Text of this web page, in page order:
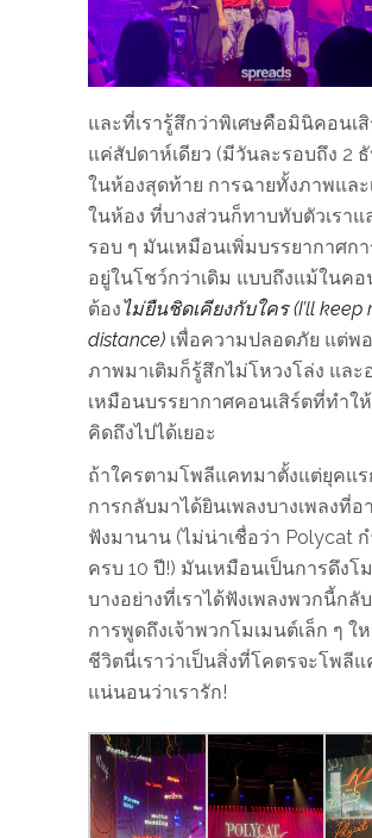
และที่เรารู้สึกว่าพิเศษคือมินิคอนเ
แค่สัปดาห์เดียว (มีวันละรอบถึง 2
ในห้องสุดท้าย การฉายทั้งภาพและ
ในห้อง ที่บางส่วนก็ทาบทับตัวเรา
รอบ ๆ มันเหมือนเพิ่มบรรยากาศกา
อยู่ในโชว์กว่าเดิม แบบถึงแม้ในคอ
ต้องไม่ยืนชิดเคียงกับใคร (I’ll keep
distance) เพื่อความปลอดภัย แต่พ
ภาพมาเติมก็รู้สึกไม่โหวงโล่ง และ
เหมือนบรรยากาศคอนเสิร์ตที่ทำใ
คิดถึงไปได้เยอะ
ถ้าใครตามโพลีแคทมาตั้งแต่ยุคแร
การกลับมาได้ยินเพลงบางเพลงที่อ
ฟังมานาน (ไม่น่าเชื่อว่า Polycat ก
ครบ 10 ปี!) มันเหมือนเป็นการดึงโ
บางอย่างที่เราได้ฟังเพลงพวกนี้กลั
การพูดถึงเจ้าพวกโมเมนต์เล็ก ๆ ใ
ชีวิตนี่เราว่าเป็นสิ่งที่โคตรจะโพลี
แน่นอนว่าเรารัก!